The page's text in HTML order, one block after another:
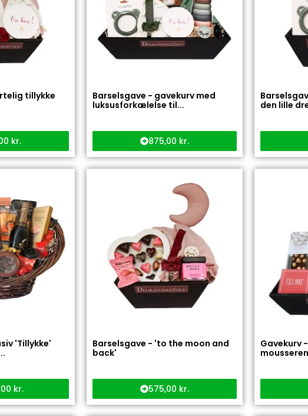
tillykke
kr.
Barselsgave - gavekurv med
luksusforkælelse til...
875,00 kr.
den lille
'Tillykke'
kr.
Barselsgave - 'to the moon and
back'
575,00 kr.
Gavekurv